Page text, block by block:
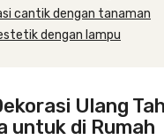
cantik dengan tanaman
dengan lampu
Ulang
untuk di Rumah